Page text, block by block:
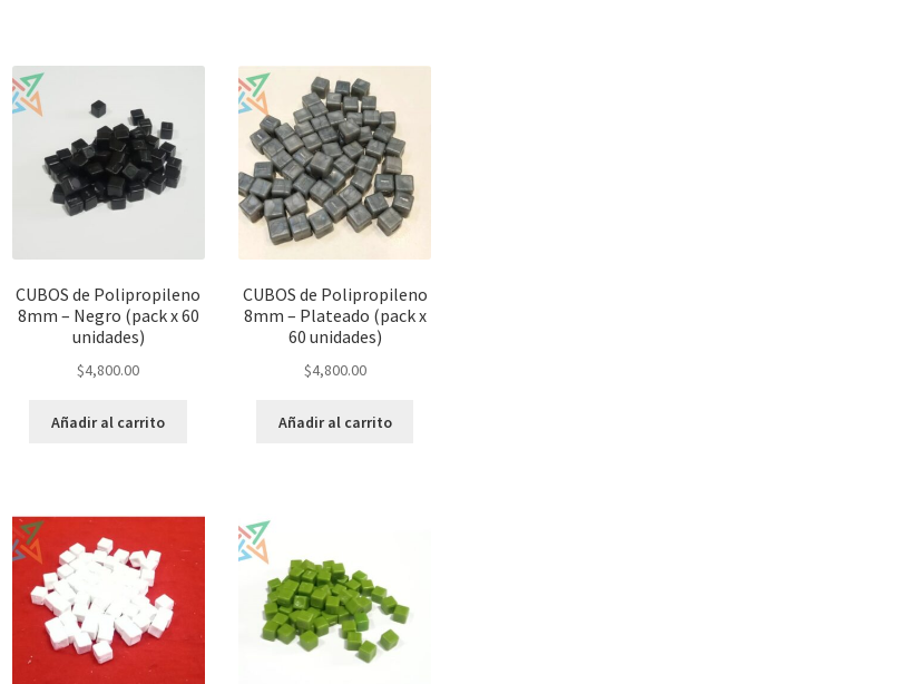
CUBOS de Polipropileno
8mm – Negro (pack x 60
unidades)
$4,800.00
Añadir al carrito
CUBOS de Polipropileno
8mm – Plateado (pack x
60 unidades)
$4,800.00
Añadir al carrito